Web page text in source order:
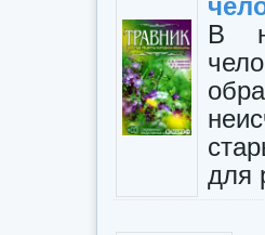
В
для